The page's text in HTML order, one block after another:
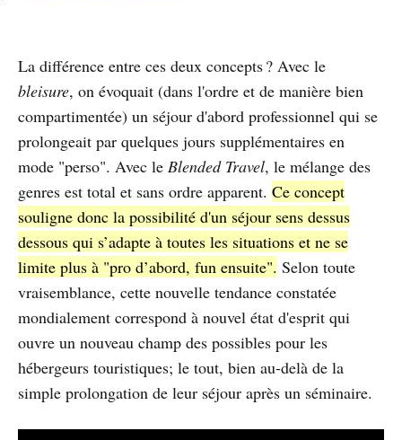
La différence entre ces deux concepts ? Avec le
bleisure, on évoquait (dans l'ordre et de manière bien
compartimentée) un séjour d'abord professionnel qui se
prolongeait par quelques jours supplémentaires en
mode "perso". Avec le Blended Travel, le mélange des
genres est total et sans ordre apparent. Ce concept
souligne donc la possibilité d'un séjour sens dessus
dessous qui s’adapte à toutes les situations et ne se
limite plus à "pro d’abord, fun ensuite". Selon toute
vraisemblance, cette nouvelle tendance constatée
mondialement correspond à nouvel état d'esprit qui
ouvre un nouveau champ des possibles pour les
hébergeurs touristiques; le tout, bien au-delà de la
simple prolongation de leur séjour après un séminaire.